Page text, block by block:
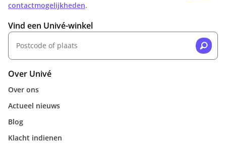
contactmogelijkheden.
Vind een Univé-winkel
Over Univé
Over ons
Actueel nieuws
Blog
Klacht indienen